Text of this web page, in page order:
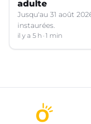
adulte
Jusqu'au 31 août
instaurées.
il y a 5 h 1 min